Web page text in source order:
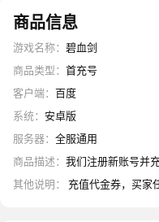
商品信息
游戏名称： 碧血剑
商品类型 ： 首充号
客户端： 百度
系统： 安卓版
服务器： 全服通用
商品描述 ： 我们注册新账号并
其他说明 ： 充值代金券，买家